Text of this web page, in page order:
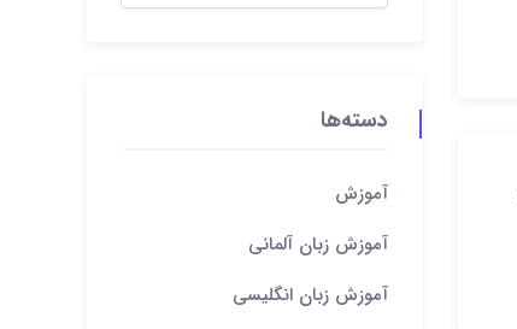
دسته‌ها
آموزش
آموزش زبان آلمانی
آموزش زبان انگلیسی